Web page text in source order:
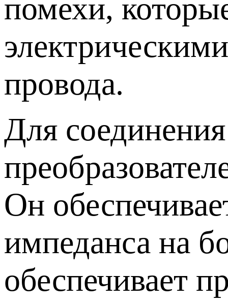
помехи,
провода.
Для
Он
импеданса на
обеспечивает